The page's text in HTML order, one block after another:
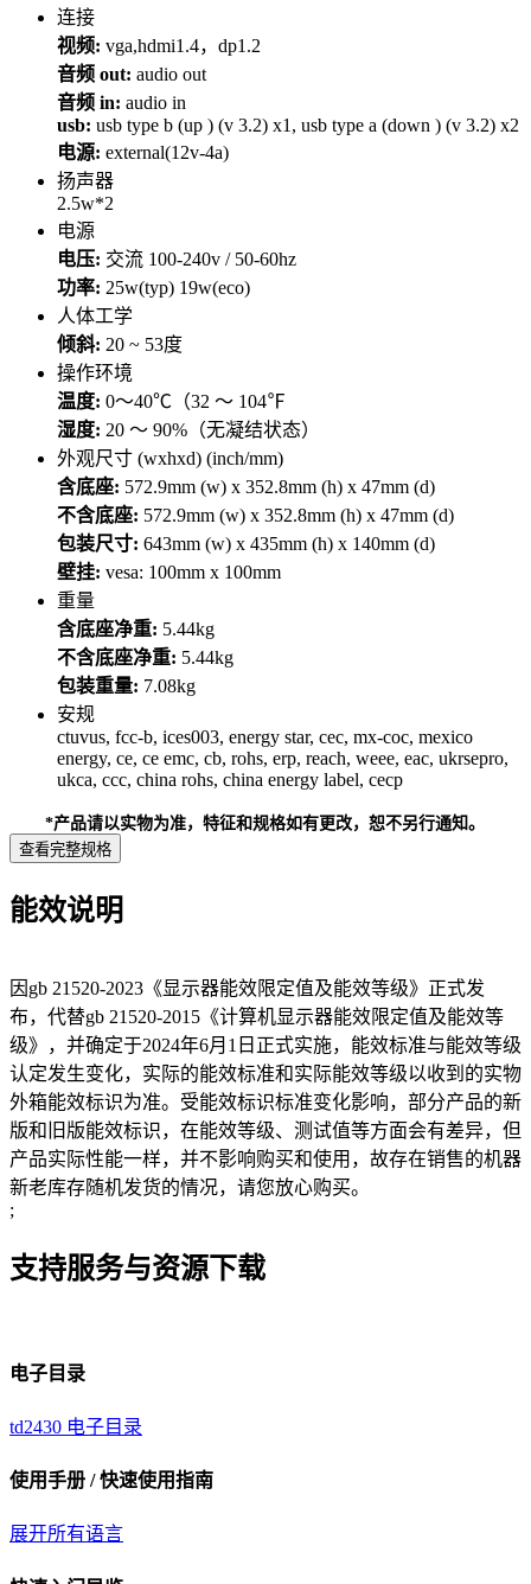
连接
视频: vga,hdmi1.4，dp1.2
音频 out: audio out
音频 in: audio in
usb: usb type b (up ) (v 3.2) x1, usb type a (down ) (v 3.2) x2
电源: external(12v-4a)
扬声器
2.5w*2
电源
电压: 交流 100-240v / 50-60hz
功率: 25w(typ) 19w(eco)
人体工学
倾斜: 20 ~ 53度
操作环境
温度: 0～40℃（32 ～ 104℉
湿度: 20 ～ 90%（无凝结状态）
外观尺寸 (wxhxd) (inch/mm)
含底座: 572.9mm (w) x 352.8mm (h) x 47mm (d)
不含底座: 572.9mm (w) x 352.8mm (h) x 47mm (d)
包装尺寸: 643mm (w) x 435mm (h) x 140mm (d)
壁挂: vesa: 100mm x 100mm
重量
含底座净重: 5.44kg
不含底座净重: 5.44kg
包装重量: 7.08kg
安规
ctuvus, fcc-b, ices003, energy star, cec, mx-coc, mexico
energy, ce, ce emc, cb, rohs, erp, reach, weee, eac, ukrsepro,
ukca, ccc, china rohs, china energy label, cecp
*产品请以实物为准，特征和规格如有更改，恕不另行通知。
查看完整规格
能效说明
因gb 21520-2023《显示器能效限定值及能效等级》正式发
布，代替gb 21520-2015《计算机显示器能效限定值及能效等
级》，并确定于2024年6月1日正式实施，能效标准与能效等级
认定发生变化，实际的能效标准和实际能效等级以收到的实物
外箱能效标识为准。受能效标识标准变化影响，部分产品的新
版和旧版能效标识，在能效等级、测试值等方面会有差异，但
产品实际性能一样，并不影响购买和使用，故存在销售的机器
新老库存随机发货的情况，请您放心购买。
;
支持服务与资源下载
电子目录
td2430 电子目录
使用手册 / 快速使用指南
展开所有语言